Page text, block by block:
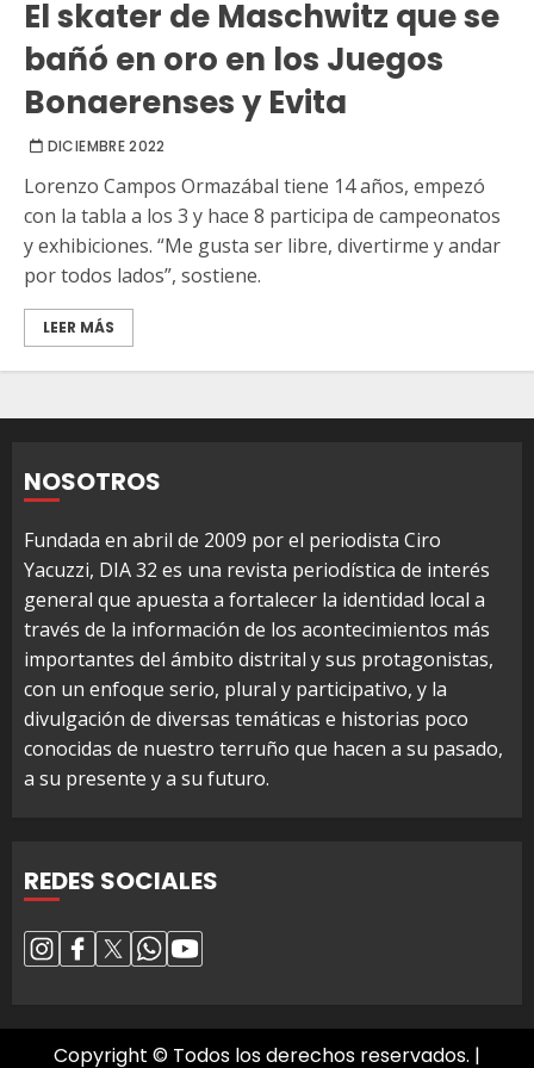
El skater de Maschwitz que se
bañó en oro en los Juegos
Bonaerenses y Evita
DICIEMBRE 2022
Lorenzo Campos Ormazábal tiene 14 años, empezó
con la tabla a los 3 y hace 8 participa de campeonatos
y exhibiciones. “Me gusta ser libre, divertirme y andar
por todos lados”, sostiene.
LEER MÁS
NOSOTROS
Fundada en abril de 2009 por el periodista Ciro
Yacuzzi, DIA 32 es una revista periodística de interés
general que apuesta a fortalecer la identidad local a
través de la información de los acontecimientos más
importantes del ámbito distrital y sus protagonistas,
con un enfoque serio, plural y participativo, y la
divulgación de diversas temáticas e historias poco
conocidas de nuestro terruño que hacen a su pasado,
a su presente y a su futuro.
REDES SOCIALES
Copyright © Todos los derechos reservados. |